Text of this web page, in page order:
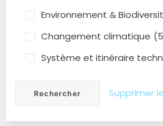
Environnement &
Changement climatique
Système et itinéraire
Supprimer